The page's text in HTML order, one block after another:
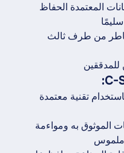
المعتمدة الحفاظ
من طرف ثالث
تقنية معتمدة
الموثوق به ومواءمة